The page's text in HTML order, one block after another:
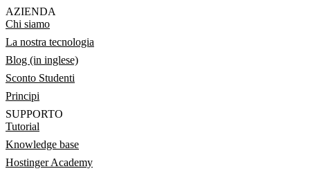
AZIENDA
Chi siamo
La nostra tecnologia
Blog (in inglese)
Sconto Studenti
Principi
SUPPORTO
Tutorial
Knowledge base
Hostinger Academy